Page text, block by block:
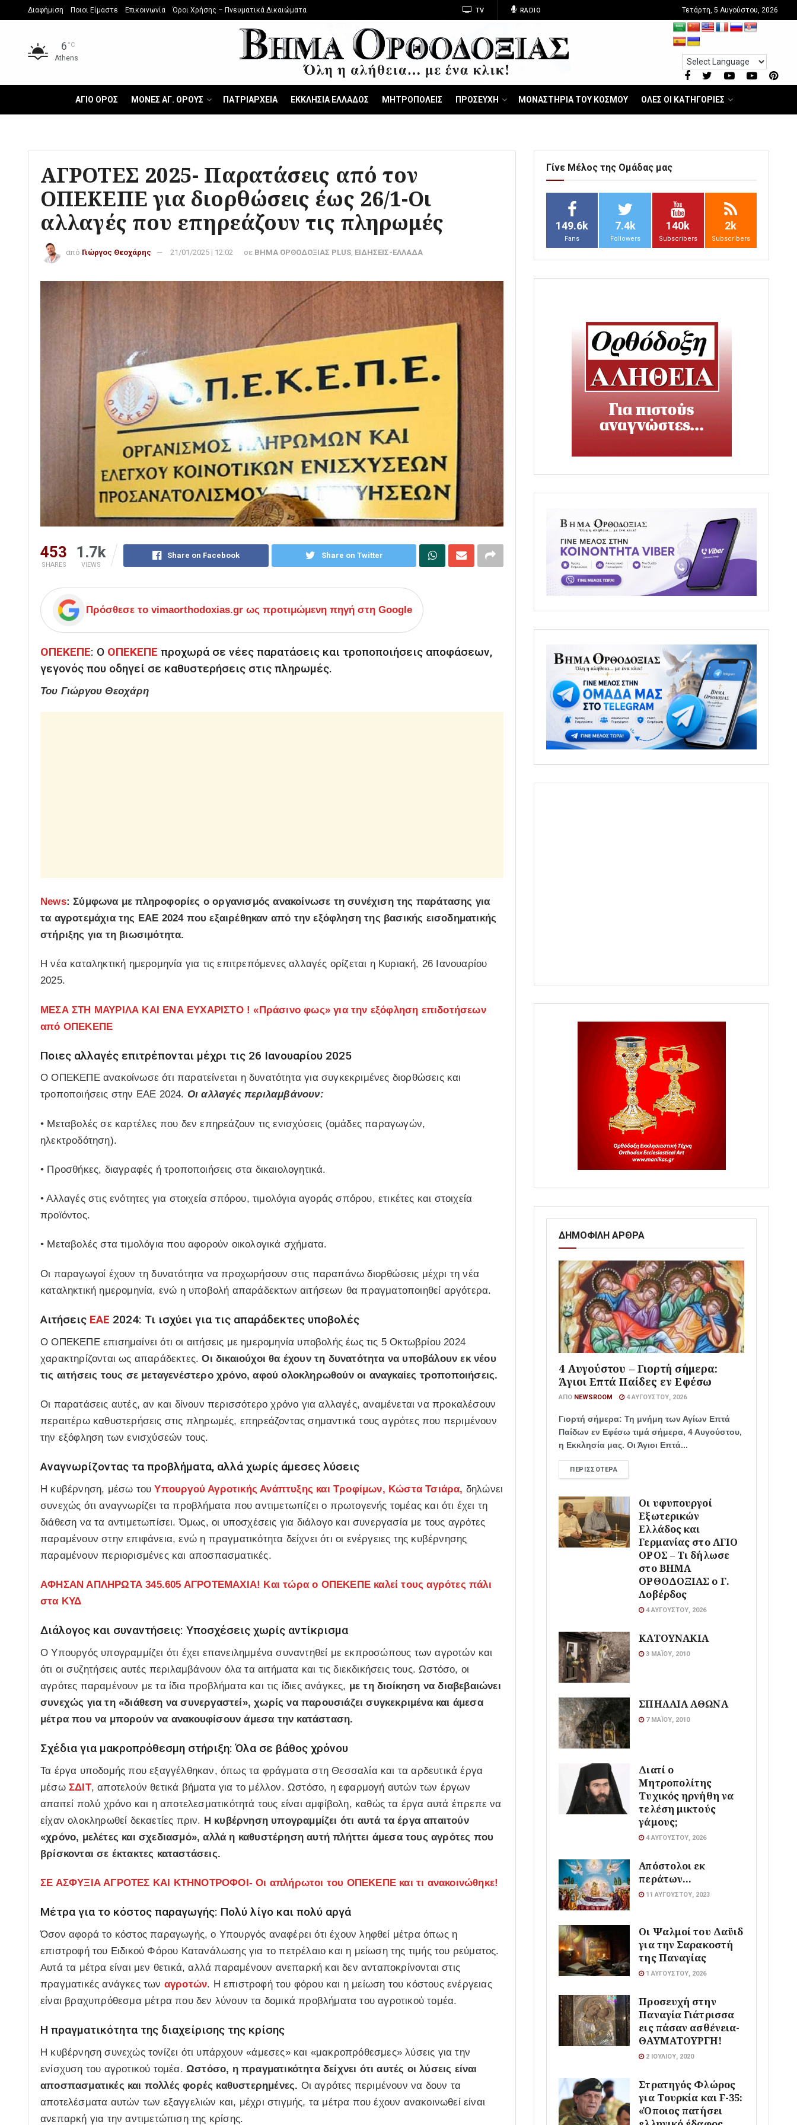
Διαφήμιση Ποιοι Είμαστε Επικοινωνία Όροι Χρήσης – Πνευματικά Δικαιώματα TV RADIO Τετάρτη, 5 Αυγούστου, 2026
6 °C
Athens
ΑΓΙΟ ΟΡΟΣ ΜΟΝΕΣ ΑΓ. ΟΡΟΥΣ ΠΑΤΡΙΑΡΧΕΙΑ ΕΚΚΛΗΣΙΑ ΕΛΛΑΔΟΣ ΜΗΤΡΟΠΟΛΕΙΣ ΠΡΟΣΕΥΧΗ ΜΟΝΑΣΤΗΡΙΑ ΤΟΥ ΚΟΣΜΟΥ ΟΛΕΣ ΟΙ ΚΑΤΗΓΟΡΙΕΣ
ΑΓΡΟΤΕΣ 2025- Παρατάσεις από τον
ΟΠΕΚΕΠΕ για διορθώσεις έως 26/1-Οι
αλλαγές που επηρεάζουν τις πληρωμές
από Γιώργος Θεοχάρης 21/01/2025 | 12:02 σε ΒΗΜΑ ΟΡΘΟΔΟΞΙΑΣ PLUS ΕΙΔΗΣΕΙΣ-ΕΛΛΑΔΑ
453
SHARES
1.7k
VIEWS
Share on Facebook Share on Twitter
Πρόσθεσε το vimaorthodoxias.gr ως προτιμώμενη πηγή στη Google
ΟΠΕΚΕΠΕ: Ο ΟΠΕΚΕΠΕ προχωρά σε νέες παρατάσεις και τροποποιήσεις αποφάσεων,
γεγονός που οδηγεί σε καθυστερήσεις στις πληρωμές.
Του Γιώργου Θεοχάρη
News: Σύμφωνα με πληροφορίες ο οργανισμός ανακοίνωσε τη συνέχιση της παράτασης για
τα αγροτεμάχια της ΕΑΕ 2024 που εξαιρέθηκαν από την εξόφληση της βασικής εισοδηματικής
στήριξης για τη βιωσιμότητα.
Η νέα καταληκτική ημερομηνία για τις επιτρεπόμενες αλλαγές ορίζεται η Κυριακή, 26 Ιανουαρίου
2025.
ΜΕΣΑ ΣΤΗ ΜΑΥΡΙΛΑ ΚΑΙ ΕΝΑ ΕΥΧΑΡΙΣΤΟ ! «Πράσινο φως» για την εξόφληση επιδοτήσεων
από ΟΠΕΚΕΠΕ
Ποιες αλλαγές επιτρέπονται μέχρι τις 26 Ιανουαρίου 2025
Ο ΟΠΕΚΕΠΕ ανακοίνωσε ότι παρατείνεται η δυνατότητα για συγκεκριμένες διορθώσεις και
τροποποιήσεις στην ΕΑΕ 2024. Οι αλλαγές περιλαμβάνουν:
• Μεταβολές σε καρτέλες που δεν επηρεάζουν τις ενισχύσεις (ομάδες παραγωγών,
ηλεκτροδότηση).
• Προσθήκες, διαγραφές ή τροποποιήσεις στα δικαιολογητικά.
• Αλλαγές στις ενότητες για στοιχεία σπόρου, τιμολόγια αγοράς σπόρου, ετικέτες και στοιχεία
προϊόντος.
• Μεταβολές στα τιμολόγια που αφορούν οικολογικά σχήματα.
Οι παραγωγοί έχουν τη δυνατότητα να προχωρήσουν στις παραπάνω διορθώσεις μέχρι τη νέα
καταληκτική ημερομηνία, ενώ η υποβολή απαράδεκτων αιτήσεων θα πραγματοποιηθεί αργότερα.
Αιτήσεις ΕΑΕ 2024: Τι ισχύει για τις απαράδεκτες υποβολές
Ο ΟΠΕΚΕΠΕ επισημαίνει ότι οι αιτήσεις με ημερομηνία υποβολής έως τις 5 Οκτωβρίου 2024
χαρακτηρίζονται ως απαράδεκτες.Οι δικαιούχοι θα έχουν τη δυνατότητα να υποβάλουν εκ νέου
τις αιτήσεις τους σε μεταγενέστερο χρόνο, αφού ολοκληρωθούν οι αναγκαίες τροποποιήσεις.
Οι παρατάσεις αυτές, αν και δίνουν περισσότερο χρόνο για αλλαγές, αναμένεται να προκαλέσουν
περαιτέρω καθυστερήσεις στις πληρωμές, επηρεάζοντας σημαντικά τους αγρότες που περιμένουν
την εξόφληση των ενισχύσεών τους.
Αναγνωρίζοντας τα προβλήματα, αλλά χωρίς άμεσες λύσεις
Η κυβέρνηση, μέσω του Υπουργού Αγροτικής Ανάπτυξης και Τροφίμων, Κώστα Τσιάρα, δηλώνει
συνεχώς ότι αναγνωρίζει τα προβλήματα που αντιμετωπίζει ο πρωτογενής τομέας και ότι έχει τη
διάθεση να τα αντιμετωπίσει. Όμως, οι υποσχέσεις για διάλογο και συνεργασία με τους αγρότες
παραμένουν στην επιφάνεια, ενώ η πραγματικότητα δείχνει ότι οι ενέργειες της κυβέρνησης
παραμένουν περιορισμένες και αποσπασματικές.
ΑΦΗΣΑΝ ΑΠΛΗΡΩΤΑ 345.605 ΑΓΡΟΤΕΜΑΧΙΑ! Και τώρα ο ΟΠΕΚΕΠΕ καλεί τους αγρότες πάλι
στα ΚΥΔ
Διάλογος και συναντήσεις: Υποσχέσεις χωρίς αντίκρισμα
Ο Υπουργός υπογραμμίζει ότι έχει επανειλημμένα συναντηθεί με εκπροσώπους των αγροτών και
ότι οι συζητήσεις αυτές περιλαμβάνουν όλα τα αιτήματα και τις διεκδικήσεις τους. Ωστόσο, οι
αγρότες παραμένουν με τα ίδια προβλήματα και τις ίδιες ανάγκες, με τη διοίκηση να διαβεβαιώνει
συνεχώς για τη «διάθεση να συνεργαστεί», χωρίς να παρουσιάζει συγκεκριμένα και άμεσα
μέτρα που να μπορούν να ανακουφίσουν άμεσα την κατάσταση.
Σχέδια για μακροπρόθεσμη στήριξη: Όλα σε βάθος χρόνου
Τα έργα υποδομής που εξαγγέλθηκαν, όπως τα φράγματα στη Θεσσαλία και τα αρδευτικά έργα
μέσω ΣΔΙΤ, αποτελούν θετικά βήματα για το μέλλον. Ωστόσο, η εφαρμογή αυτών των έργων
απαιτεί πολύ χρόνο και η αποτελεσματικότητά τους είναι αμφίβολη, καθώς τα έργα αυτά έπρεπε να
είχαν ολοκληρωθεί δεκαετίες πριν. Η κυβέρνηση υπογραμμίζει ότι αυτά τα έργα απαιτούν
«χρόνο, μελέτες και σχεδιασμό», αλλά η καθυστέρηση αυτή πλήττει άμεσα τους αγρότες που
βρίσκονται σε έκτακτες καταστάσεις.
ΣΕ ΑΣΦΥΞΙΑ ΑΓΡΟΤΕΣ ΚΑΙ ΚΤΗΝΟΤΡΟΦΟΙ- Οι απλήρωτοι του ΟΠΕΚΕΠΕ και τι ανακοινώθηκε!
Μέτρα για το κόστος παραγωγής: Πολύ λίγο και πολύ αργά
Όσον αφορά το κόστος παραγωγής, ο Υπουργός αναφέρει ότι έχουν ληφθεί μέτρα όπως η
επιστροφή του Ειδικού Φόρου Κατανάλωσης για το πετρέλαιο και η μείωση της τιμής του ρεύματος.
Αυτά τα μέτρα είναι μεν θετικά, αλλά παραμένουν ανεπαρκή και δεν ανταποκρίνονται στις
πραγματικές ανάγκες των αγροτών. Η επιστροφή του φόρου και η μείωση του κόστους ενέργειας
είναι βραχυπρόθεσμα μέτρα που δεν λύνουν τα δομικά προβλήματα του αγροτικού τομέα.
Η πραγματικότητα της διαχείρισης της κρίσης
Η κυβέρνηση συνεχώς τονίζει ότι υπάρχουν «άμεσες» και «μακροπρόθεσμες» λύσεις για την
ενίσχυση του αγροτικού τομέα. Ωστόσο, η πραγματικότητα δείχνει ότι αυτές οι λύσεις είναι
αποσπασματικές και πολλές φορές καθυστερημένες. Οι αγρότες περιμένουν να δουν τα
αποτελέσματα αυτών των εξαγγελιών και, μέχρι στιγμής, τα μέτρα που έχουν ανακοινωθεί είναι
ανεπαρκή για την αντιμετώπιση της κρίσης.
Γίνε Μέλος της Ομάδας μας
149.6k
Fans
7.4k
Followers
140k
Subscribers
2k
Subscribers
ΔΗΜΟΦΙΛΗ ΑΡΘΡΑ
4 Αυγούστου – Γιορτή σήμερα:
Άγιοι Επτά Παίδες εν Εφέσω
ΑΠΌ NEWSROOM 4 ΑΥΓΟΎΣΤΟΥ, 2026
Γιορτή σήμερα: Τη μνήμη των Αγίων Επτά
Παίδων εν Εφέσω τιμά σήμερα, 4 Αυγούστου,
η Εκκλησία μας. Οι Άγιοι Επτά...
ΠΕΡΙΣΣΌΤΕΡΑ
Οι υφυπουργοί
Εξωτερικών
Ελλάδος και
Γερμανίας στο ΑΓΙΟ
ΟΡΟΣ – Τι δήλωσε
στο ΒΗΜΑ
ΟΡΘΟΔΟΞΙΑΣ ο Γ.
Λοβέρδος
4 ΑΥΓΟΎΣΤΟΥ, 2026
ΚΑΤΟΥΝΑΚΙΑ
3 ΜΑΪ́ΟΥ, 2010
ΣΠΗΛΑΙΑ ΑΘΩΝΑ
7 ΜΑΪ́ΟΥ, 2010
Διατί ο
Μητροπολίτης
Τυχικός ηρνήθη να
τελέση μικτούς
γάμους;
4 ΑΥΓΟΎΣΤΟΥ, 2026
Απόστολοι εκ
περάτων…
11 ΑΥΓΟΎΣΤΟΥ, 2023
Οι Ψαλμοί του Δαϋιδ
για την Σαρακοστή
της Παναγίας
1 ΑΥΓΟΎΣΤΟΥ, 2026
Προσευχή στην
Παναγία Γιάτρισσα
εις πάσαν ασθένεια-
ΘΑΥΜΑΤΟΥΡΓΗ!
2 ΙΟΥΛΊΟΥ, 2020
Στρατηγός Φλώρος
για Τουρκία και F-35:
«Όποιος πατήσει